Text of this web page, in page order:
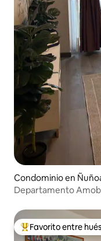
Condominio en
Departamento
De los mejores en
Favorito entre